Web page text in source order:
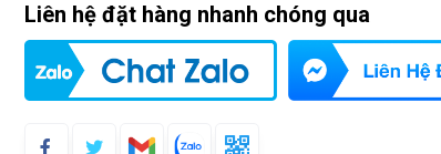
Liên hệ đặt hàng nhanh chóng qua